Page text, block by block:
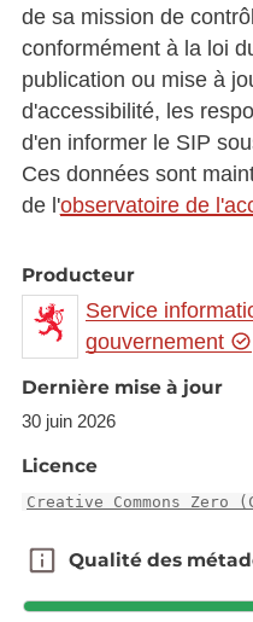
de sa mission de
conformément à la loi
publication ou mise à
d'accessibilité, les
d'en informer le SIP
Ces données sont
de l'observatoire de
Producteur
Service
gouvernement
Dernière mise à jour
30 juin 2026
Licence
Creative Commons Zero
Qualité des
Qualité des